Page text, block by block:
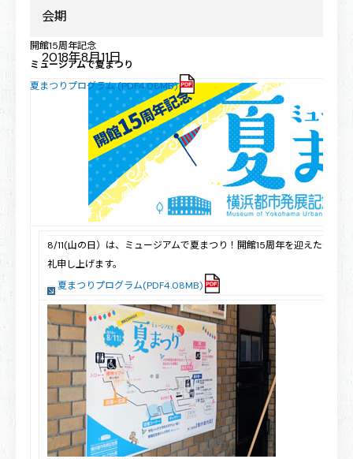
2018年8月11日（土・祝）
開館15周年記念
ミュージアムで夏まつり
夏まつりプログラム (PDF4.08MB)
会期
2018年8月11日
8/11(山の日）は、ミュージアムで夏まつり！開館15周年を迎えた今年
礼申し上げます。
夏まつりプログラム(PDF4.08MB)